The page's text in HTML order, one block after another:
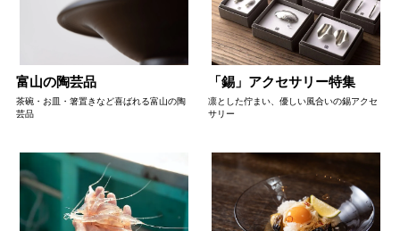
富山の陶芸品
茶碗・お皿・箸置きなど喜ばれる富山の陶
芸品
「錫」アクセサリー特集
凛とした佇まい、優しい風合いの錫アクセ
サリー